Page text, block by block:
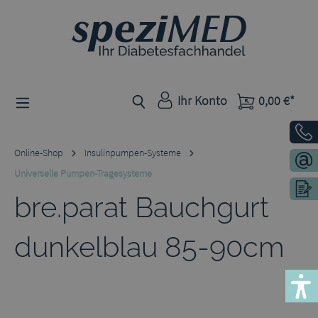
Zum Hauptinhalt springen
Ihr Konto 0,00 €*
Online-Shop
Insulinpumpen-Systeme
Universelle Pumpen-Tragesysteme
bre.parat Bauchgurt
dunkelblau 85-90cm